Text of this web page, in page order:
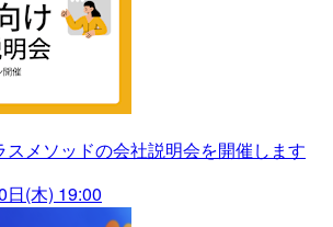
スメソッドの会社説明会を開催します
(木) 19:00